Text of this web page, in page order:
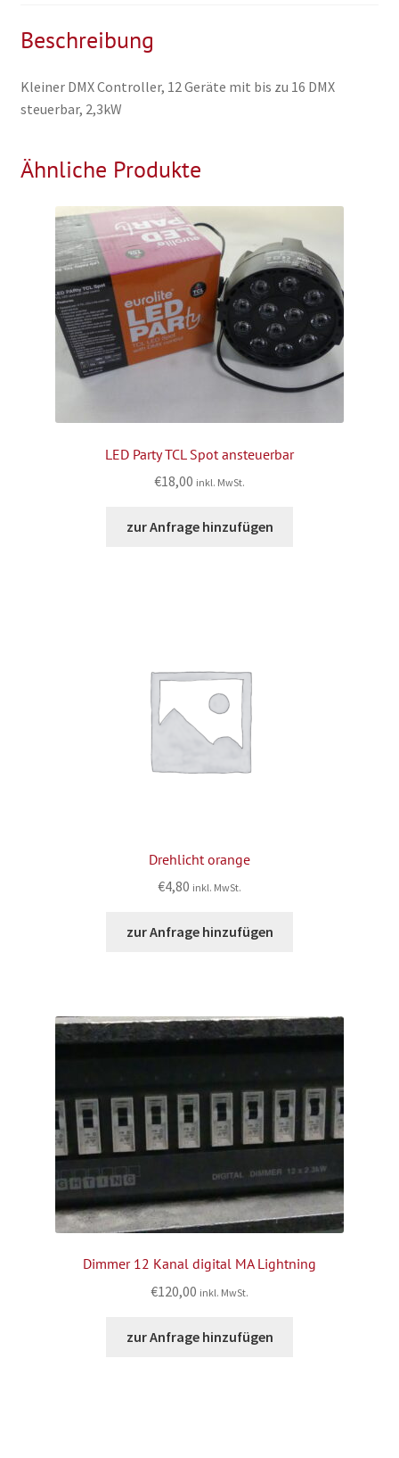
Beschreibung
Kleiner DMX Controller, 12 Geräte mit bis zu 16 DMX
steuerbar, 2,3kW
Ähnliche Produkte
LED Party TCL Spot ansteuerbar
€18,00 inkl. MwSt.
zur Anfrage hinzufügen
Drehlicht orange
€4,80 inkl. MwSt.
zur Anfrage hinzufügen
Dimmer 12 Kanal digital MA Lightning
€120,00 inkl. MwSt.
zur Anfrage hinzufügen